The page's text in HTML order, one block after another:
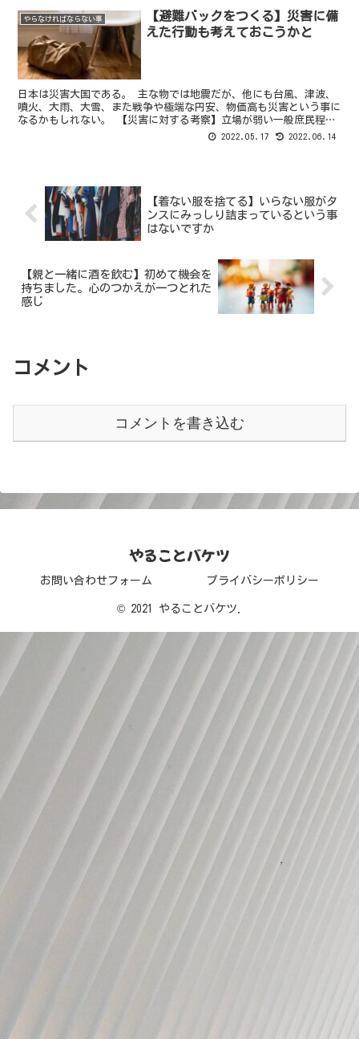
やらなければならない事
【避難バックをつくる】災害に備
えた行動も考えておこうかと
日本は災害大国である。 主な物では地震だが、他にも台風、津波、
噴火、大雨、大雪、また戦争や極端な円安、物価高も災害という事に
なるかもしれない。 【災害に対する考察】立場が弱い一般庶民程、
備える必要がある それらのどの状況も可能性は低いもの...
2022.05.17 2022.06.14
【着ない服を捨てる】いらない服がタ
ンスにみっしり詰まっているという事
はないですか
【親と一緒に酒を飲む】初めて機会を
持ちました。心のつかえが一つとれた
感じ
コメント
コメントを書き込む
やることバケツ
お問い合わせフォーム プライバシーポリシー
© 2021 やることバケツ.